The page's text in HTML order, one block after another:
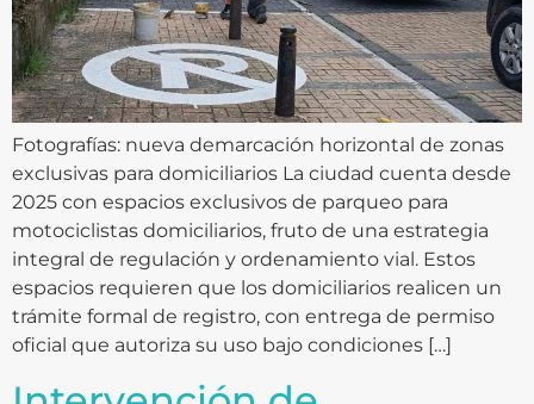
Fotografías: nueva demarcación horizontal de zonas
exclusivas para domiciliarios La ciudad cuenta desde
2025 con espacios exclusivos de parqueo para
motociclistas domiciliarios, fruto de una estrategia
integral de regulación y ordenamiento vial. Estos
espacios requieren que los domiciliarios realicen un
trámite formal de registro, con entrega de permiso
oficial que autoriza su uso bajo condiciones […]